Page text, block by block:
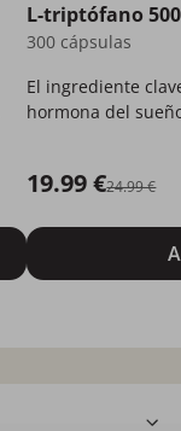
L-triptófano
300 cápsulas
El ingrediente
hormona del
19.99 €24.99 €